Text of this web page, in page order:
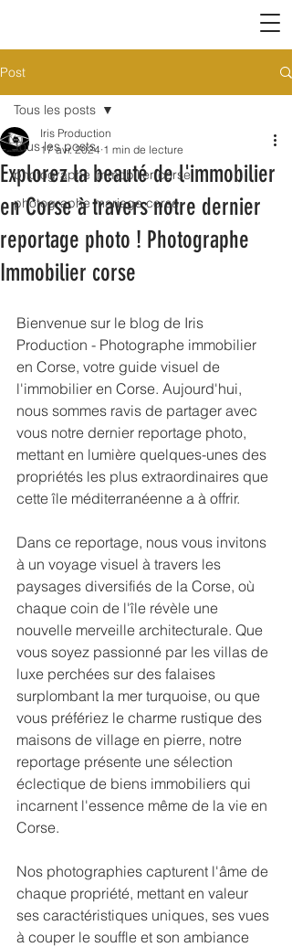
Post
Tous les posts
photographe immobilier corse
photographe mariage corse
Tous les posts
Explorez la beauté de l'immobilier
en Corse à travers notre dernier
reportage photo ! Photographe
Immobilier corse
Iris Production
17 avr. 2024 1 min de lecture
Bienvenue sur le blog de Iris
Production - Photographe immobilier
en Corse, votre guide visuel de
l'immobilier en Corse. Aujourd'hui,
nous sommes ravis de partager avec
vous notre dernier reportage photo,
mettant en lumière quelques-unes des
propriétés les plus extraordinaires que
cette île méditerranéenne a à offrir.
Dans ce reportage, nous vous invitons
à un voyage visuel à travers les
paysages diversifiés de la Corse, où
chaque coin de l'île révèle une
nouvelle merveille architecturale. Que
vous soyez passionné par les villas de
luxe perchées sur des falaises
surplombant la mer turquoise, ou que
vous préfériez le charme rustique des
maisons de village en pierre, notre
reportage présente une sélection
éclectique de biens immobiliers qui
incarnent l'essence même de la vie en
Corse.
Nos photographies capturent l'âme de
chaque propriété, mettant en valeur
ses caractéristiques uniques, ses vues
à couper le souffle et son ambiance